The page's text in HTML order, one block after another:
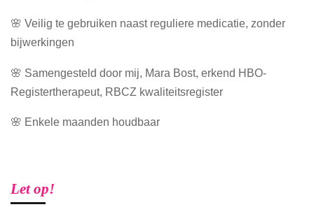
🌸 Veilig te gebruiken naast reguliere medicatie, zonder
bijwerkingen
🌸 Samengesteld door mij, Mara Bost, erkend HBO-
Registertherapeut, RBCZ kwaliteitsregister
🌸 Enkele maanden houdbaar
Let op!